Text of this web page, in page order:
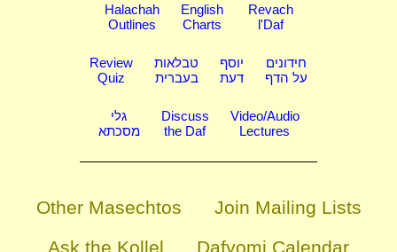
Halachah
Outlines
English
Charts
Revach
l'Daf
Review
Quiz
טבלאות
בעברית
יוסף
דעת
חידונים
על הדף
גלי
מסכתא
Discuss
the Daf
Video/Audio
Lectures
Other Masechtos
Join Mailing Lists
Ask the Kollel
Dafyomi Calendar